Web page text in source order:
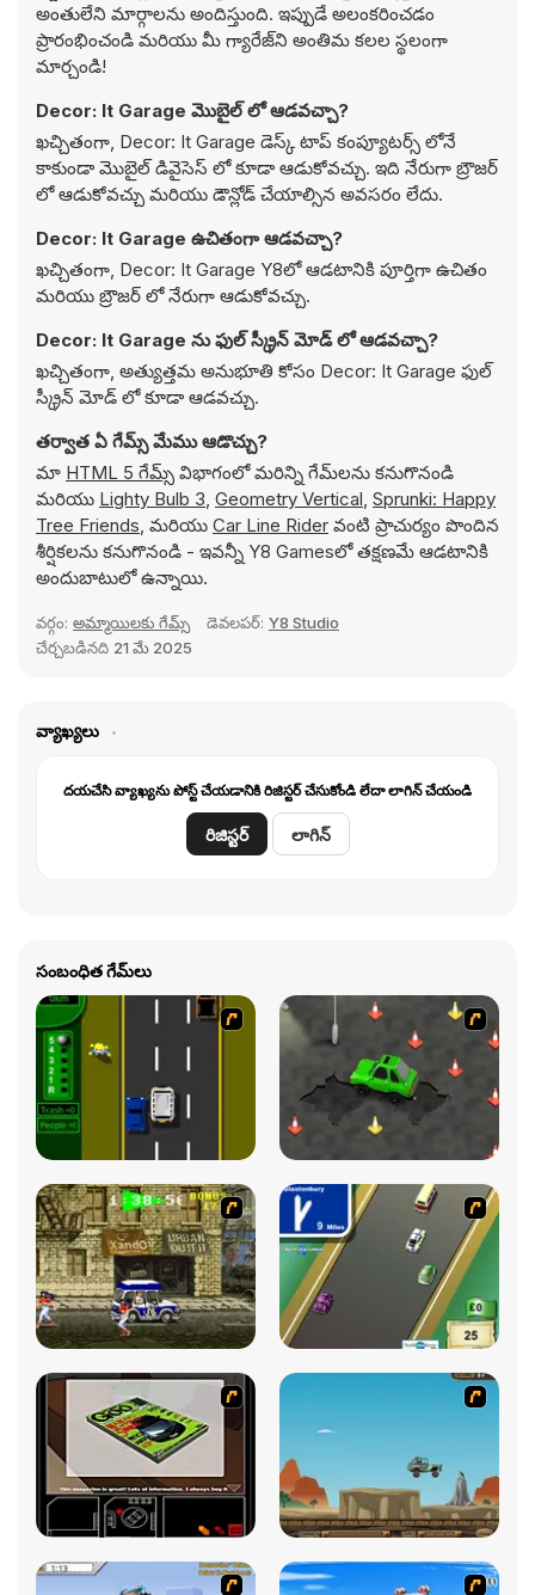
అంతులేని మార్గాలను అందిస్తుంది. ఇప్పుడే అలంకరించడం
ప్రారంభించండి మరియు మీ గ్యారేజ్‌ని అంతిమ కలల స్థలంగా
మార్చండి!
Decor: It Garage మొబైల్ లో ఆడవచ్చా?
ఖచ్చితంగా, Decor: It Garage డెస్క్ టాప్ కంప్యూటర్స్ లోనే
కాకుండా మొబైల్ డివైసెస్ లో కూడా ఆడుకోవచ్చు. ఇది నేరుగా బ్రౌజర్
లో ఆడుకోవచ్చు మరియు డౌన్లోడ్ చేయాల్సిన అవసరం లేదు.
Decor: It Garage ఉచితంగా ఆడవచ్చా?
ఖచ్చితంగా, Decor: It Garage Y8లో ఆడటానికి పూర్తిగా ఉచితం
మరియు బ్రౌజర్ లో నేరుగా ఆడుకోవచ్చు.
Decor: It Garage ను ఫుల్ స్క్రీన్ మోడ్ లో ఆడవచ్చా?
ఖచ్చితంగా, అత్యుత్తమ అనుభూతి కోసం Decor: It Garage ఫుల్
స్క్రీన్ మోడ్ లో కూడా ఆడవచ్చు.
తర్వాత ఏ గేమ్స్ మేము ఆడొచ్చు?
మా HTML 5 గేమ్స్ విభాగంలో మరిన్ని గేమ్‌లను కనుగొనండి
మరియు Lighty Bulb 3, Geometry Vertical, Sprunki: Happy
Tree Friends, మరియు Car Line Rider వంటి ప్రాచుర్యం పొందిన
శీర్షికలను కనుగొనండి - ఇవన్నీ Y8 Gamesలో తక్షణమే ఆడటానికి
అందుబాటులో ఉన్నాయి.
వర్గం: అమ్మాయిలకు గేమ్స్ డెవలపర్: Y8 Studio
చేర్చబడినది 21 మే 2025
వ్యాఖ్యలు
దయచేసి వ్యాఖ్యను పోస్ట్ చేయడానికి రిజిస్టర్ చేసుకోండి లేదా లాగిన్ చేయండి
రిజిస్టర్ లాగిన్
సంబంధిత గేమ్‌లు